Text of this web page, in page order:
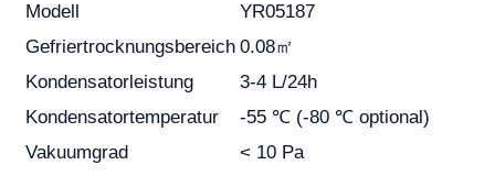
Modell
YR05187
Gefriertrocknungsbereich 0.08㎡
Kondensatorleistung
3-4 L/24h
Kondensatortemperatur
-55 ℃ (-80 ℃ optional)
Vakuumgrad
< 10 Pa